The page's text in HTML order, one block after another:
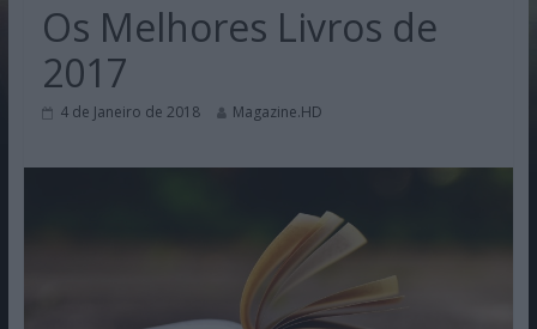
Os Melhores Livros de
2017
4 de Janeiro de 2018 Magazine.HD